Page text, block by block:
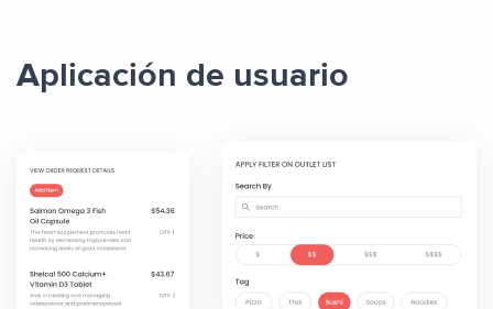
Aplicación de usuario